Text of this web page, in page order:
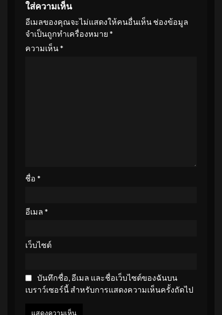
ใส่ความเห็น
อีเมลของคุณจะไม่แสดงให้คนอื่นเห็น ช่องข้อมูล
จำเป็นถูกทำเครื่องหมาย *
ความเห็น*
ชื่อ *
อีเมล *
เว็บไซต์
บันทึกชื่อ, อีเมล และชื่อเว็บไซต์ของฉันบน
เบราว์เซอร์นี้ สำหรับการแสดงความเห็นครั้งถัดไป